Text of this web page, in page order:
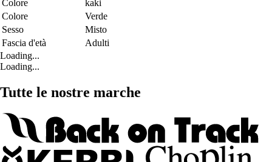
Colore
kaki
Colore
Verde
Sesso
Misto
Fascia d'età
Adulti
Loading...
Loading...
Tutte le nostre marche